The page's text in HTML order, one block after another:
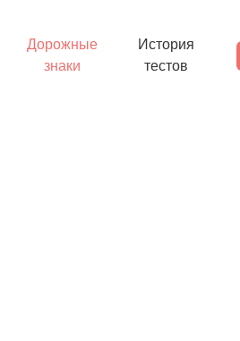
Дорожные
знаки
История
тестов